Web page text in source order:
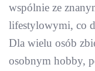
wspólnie ze
lifestylowymi, co
Dla wielu osób
osobnym hobby,